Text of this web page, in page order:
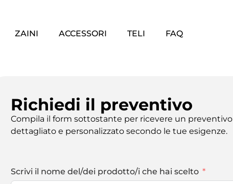
ZAINI ACCESSORI TELI FAQ
Richiedi il preventivo
Compila il form sottostante per ricevere un preventivo
dettagliato e personalizzato secondo le tue esigenze.
Scrivi il nome del/dei prodotto/i che hai scelto